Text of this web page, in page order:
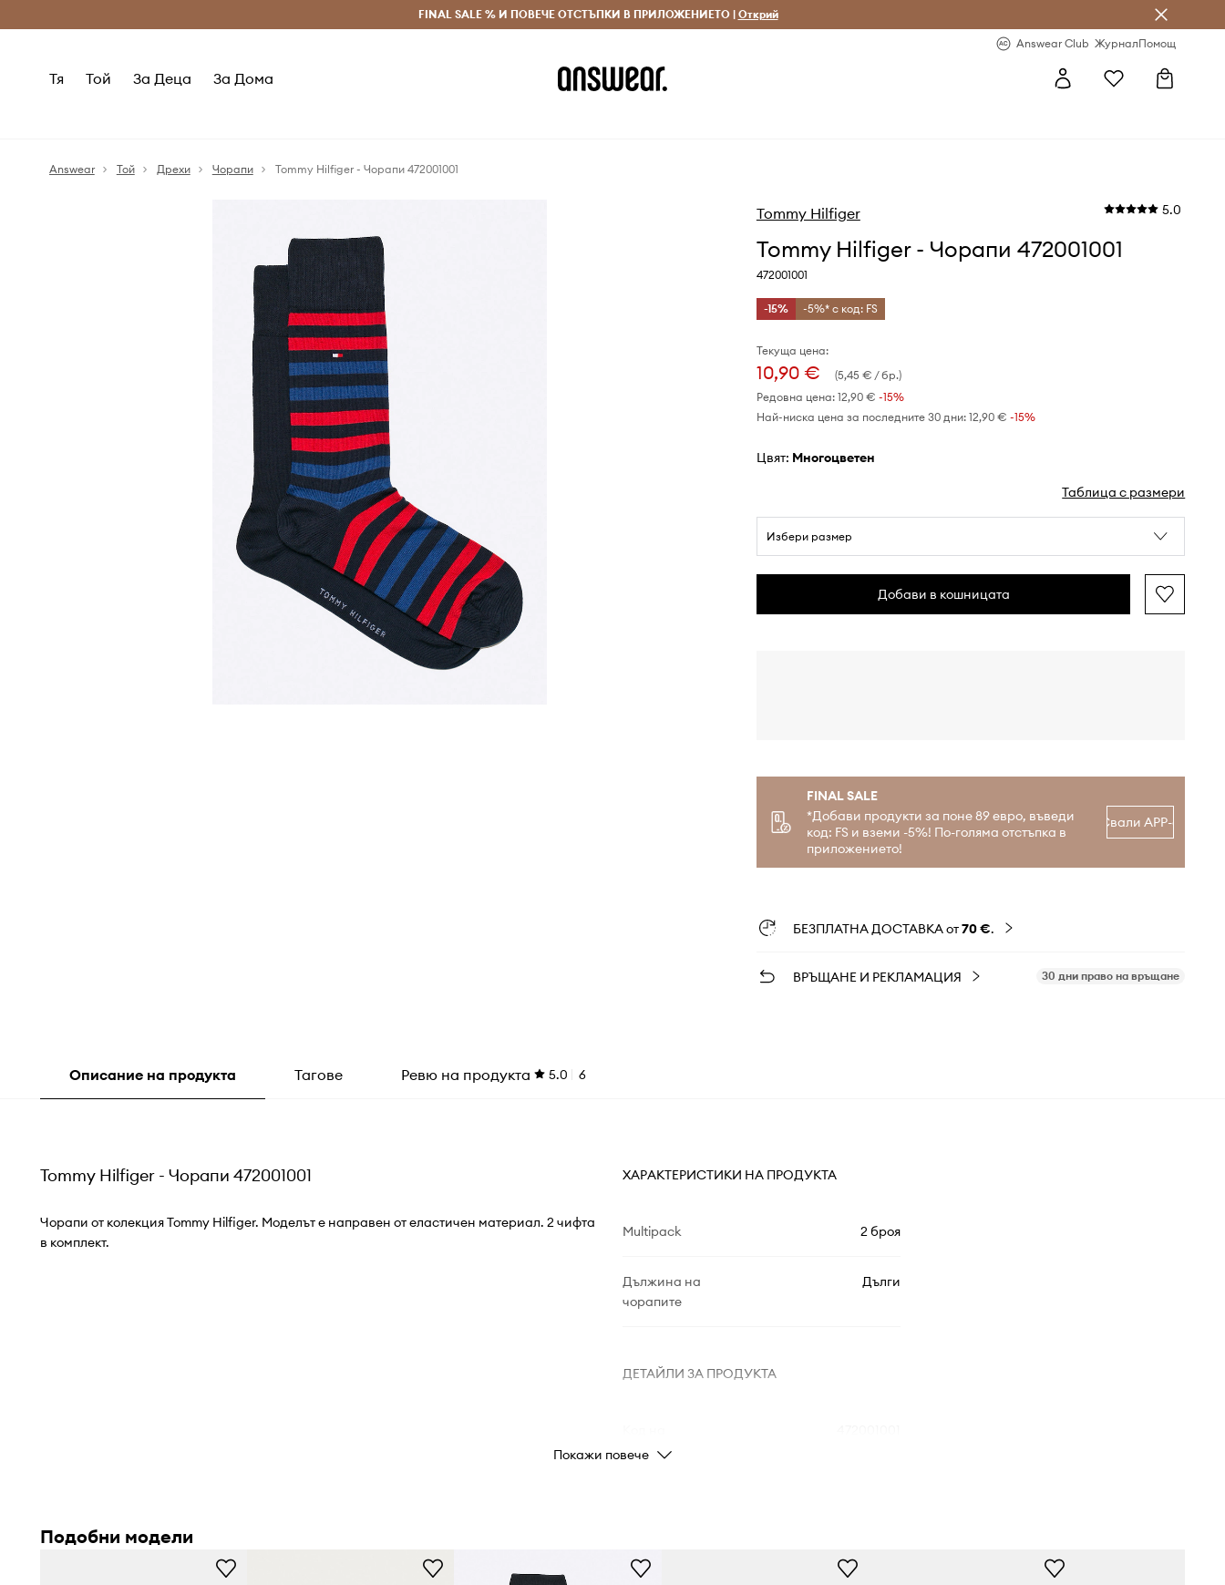
Безплатни доставка и връщане за поръчки над 70 EUR Доставка 1-5 дни
FINAL SALE % И ПОВЕЧЕ ОТСТЪПКИ В ПРИЛОЖЕНИЕТО | Открий
Answear Club ЖурналПомощ
Тя Той За Деца За Дома
Answear Той Дрехи Чорапи Tommy Hilfiger - Чорапи 472001001
Tommy Hilfiger 5.0
Tommy Hilfiger - Чорапи 472001001
472001001
-15% -5%* с код: FS
Текуща цена:
10,90 €
(5,45 € / бр.)
Редовна цена: 12,90 € -15%
Най-ниска цена за последните 30 дни: 12,90 € -15%
Цвят: многоцветен
Таблица с размери
Избери размер
Добави в кошницата
FINAL SALE
*Добави продукти за поне 89 евро, въведи
код: FS и вземи -5%! По-голяма отстъпка в
приложението!
Свали APP-а
БЕЗПЛАТНА ДОСТАВКА от70 €.
ВРЪЩАНЕ И РЕКЛАМАЦИЯ 30 дни право на връщане
Описание на продукта Тагове Ревю на продукта 5.0 6
Tommy Hilfiger - Чорапи 472001001
Чорапи от колекция Tommy Hilfiger. Моделът е направен от еластичен материал. 2 чифта
в комплект.
ХАРАКТЕРИСТИКИ НА ПРОДУКТА
Multipack 2 броя
Дължина на
чорапите
Дълги
ДЕТАЙЛИ ЗА ПРОДУКТА
производителя
Покажи повече
Подобни модели